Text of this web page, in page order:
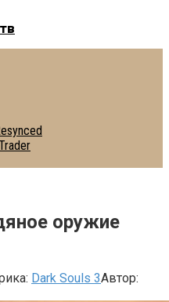
оружие
Dark Souls 3Автор: